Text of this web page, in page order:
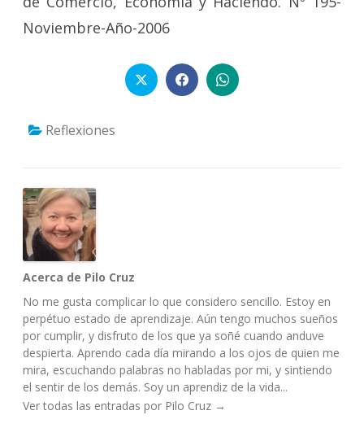
Noviembre-Año-2006
Reflexiones
Acerca de Pilo Cruz
No me gusta complicar lo que considero sencillo. Estoy en
perpétuo estado de aprendizaje. Aún tengo muchos sueños
por cumplir, y disfruto de los que ya soñé cuando anduve
despierta. Aprendo cada día mirando a los ojos de quien me
mira, escuchando palabras no habladas por mi, y sintiendo
el sentir de los demás. Soy un aprendiz de la vida...
Ver todas las entradas por Pilo Cruz →